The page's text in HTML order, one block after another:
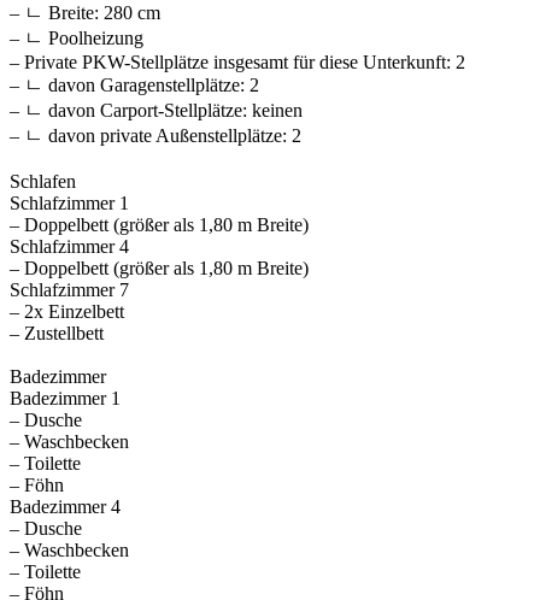
– ㄴ Breite: 280 cm
– ㄴ Poolheizung
– Private PKW-Stellplätze insgesamt für diese Unterkunft: 2
– ㄴ davon Garagenstellplätze: 2
– ㄴ davon Carport-Stellplätze: keinen
– ㄴ davon private Außen­stellplätze: 2
Schlafen
Schlafzimmer 1
– Doppelbett (größer als 1,80 m Breite)
Schlafzimmer 4
– Doppelbett (größer als 1,80 m Breite)
Schlafzimmer 7
– 2x Einzelbett
– Zustellbett
Badezimmer
Badezimmer 1
– Dusche
– Waschbecken
– Toilette
– Föhn
Badezimmer 4
– Dusche
– Waschbecken
– Toilette
– Föhn